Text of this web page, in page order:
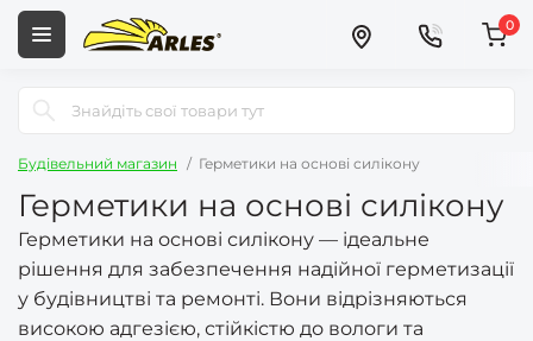
0
Будівельний магазин Герметики на основі силікону
Герметики на основі силікону
Герметики на основі силікону — ідеальне
рішення для забезпечення надійної герметизації
у будівництві та ремонті. Вони відрізняються
високою адгезією, стійкістю до вологи та